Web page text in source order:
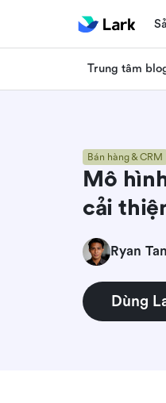
Trung tâm
Bán hàng & CRM
Mô
cải
Ryan
Dùng